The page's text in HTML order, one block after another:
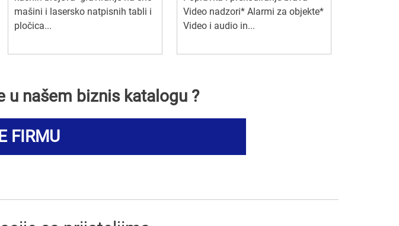
mašini i lasersko natpisnih tabli i
pločica...
Video nadzori* Alarmi za objekte*
Video i audio in...
u našem biznis katalogu ?
FIRMU